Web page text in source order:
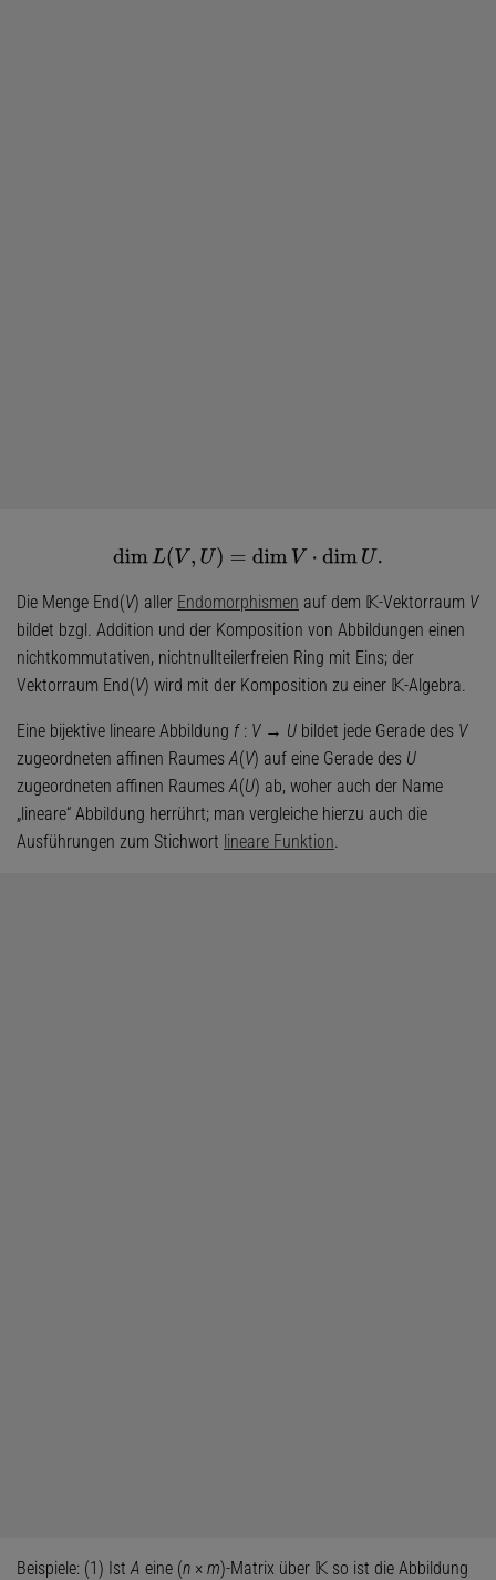
dim L(V,U )=dimV⋅dim U .
Die Menge End(V) aller Endomorphismen auf dem 𝕂-Vektorraum V
bildet bzgl. Addition und der Komposition von Abbildungen einen
nichtkommutativen, nichtnullteilerfreien Ring mit Eins; der
Vektorraum End(V) wird mit der Komposition zu einer 𝕂-Algebra.
Eine bijektive lineare Abbildung f: V→ U bildet jede Gerade des V
zugeordneten affinen RaumesA(V) auf eine Gerade des U
zugeordneten affinen RaumesA(U) ab, woher auch der Name
„lineare“ Abbildung herrührt; man vergleiche hierzu auch die
Ausführungen zum Stichwort lineare Funktion.
Beispiele: (1) IstA eine (n × m)-Matrix über 𝕂 so ist die Abbildung